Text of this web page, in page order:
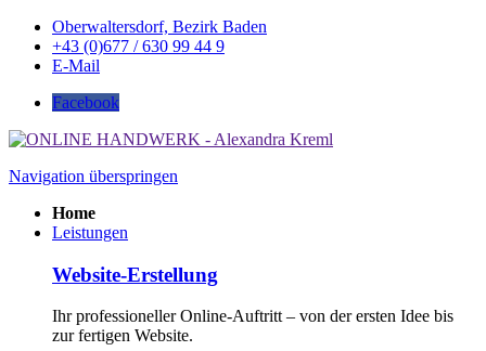
Oberwaltersdorf, Bezirk Baden
+43 (0)677 / 630 99 44 9
E-Mail
Facebook
Navigation überspringen
Home
Leistungen
Website-Erstellung
Ihr professioneller Online-Auftritt – von der ersten Idee bis
zur fertigen Website.